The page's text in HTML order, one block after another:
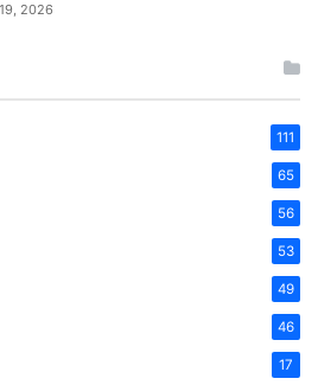
2026
111
65
56
53
49
46
17